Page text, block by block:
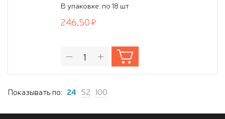
фольгой, отстрочка, черный форзац,
перфорация,
В упаковке: по 18 шт
246,50
Показывать по: 24 52 100